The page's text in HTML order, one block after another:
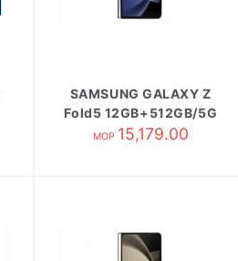
SAMSUNG GALAXY Z
Fold5 12GB+512GB/5G
版 冰川藍
MOP 15,179.00